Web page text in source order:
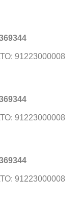
91223000008
91223000008
91223000008